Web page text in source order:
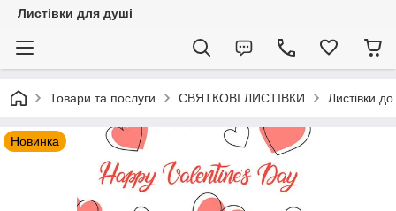
Листівки для душі
Товари та послуги СВЯТКОВІ ЛИСТІВКИ Листівки
Новинка